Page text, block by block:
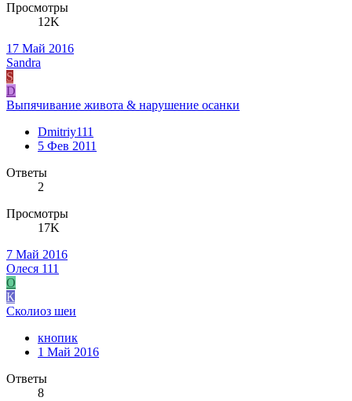
Просмотры
12K
17 Май 2016
Sandra
S
D
Выпячивание живота & нарушение осанки
Dmitriy111
5 Фев 2011
Ответы
2
Просмотры
17K
7 Май 2016
Олеся 111
О
К
Сколиоз шеи
кнопик
1 Май 2016
Ответы
8